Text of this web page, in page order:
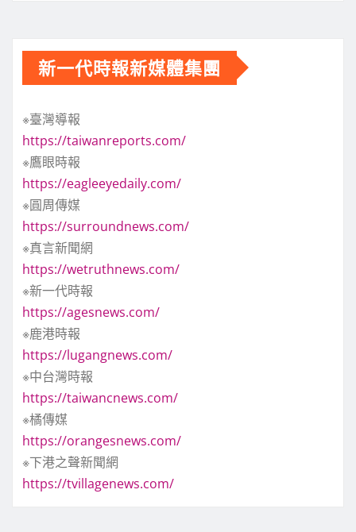
新一代時報新媒體集團
※臺灣導報
https://taiwanreports.com/
※鷹眼時報
https://eagleeyedaily.com/
※圓周傳媒
https://surroundnews.com/
※真言新聞網
https://wetruthnews.com/
※新一代時報
https://agesnews.com/
※鹿港時報
https://lugangnews.com/
※中台灣時報
https://taiwancnews.com/
※橘傳媒
https://orangesnews.com/
※下港之聲新聞網
https://tvillagenews.com/